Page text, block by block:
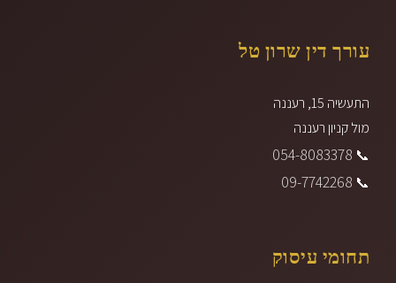
עורך דין שרון טל
התעשיה 15, רעננה
מול קניון רעננה
📞
054-8083378
📞
09-7742268
תחומי עיסוק